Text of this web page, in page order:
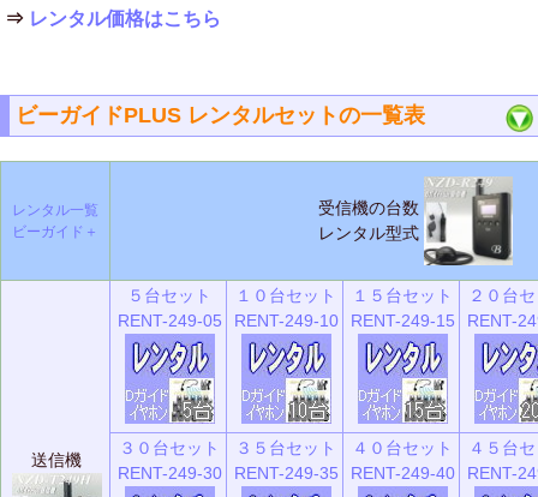
⇒ レンタル価格はこちら
ビーガイドPLUS レンタルセットの一覧表
レンタル一覧
ビーガイド＋
受信機の台数
レンタル型式
送信機
５台セット
RENT-249-05
１０台セット
RENT-249-10
１５台セット
RENT-249-15
２０台
RENT-
３０台セット
RENT-249-30
３５台セット
RENT-249-35
４０台セット
RENT-249-40
４５台
RENT-